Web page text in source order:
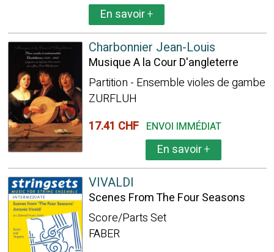
En savoir+
Charbonnier Jean-Louis
Musique A la Cour D'angleterre
Partition - Ensemble violes de gambe
ZURFLUH
17.41 CHF ENVOI IMMÉDIAT
En savoir+
VIVALDI
Scenes From The Four Seasons
Score/Parts Set
FABER